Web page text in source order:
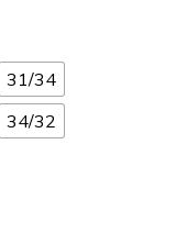
31/34
34/32